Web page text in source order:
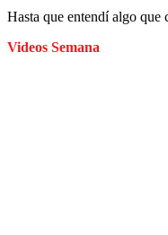
Hasta que entendí algo que
Videos Semana